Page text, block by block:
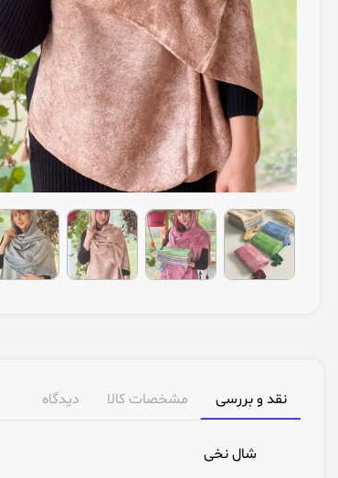
نقد و بررسی مشخصات کالا دیدگاه
شال نخی